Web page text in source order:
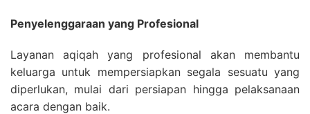
Penyelenggaraan yang Profesional
Layanan aqiqah yang profesional akan membantu
keluarga untuk mempersiapkan segala sesuatu yang
diperlukan, mulai dari persiapan hingga pelaksanaan
acara dengan baik.